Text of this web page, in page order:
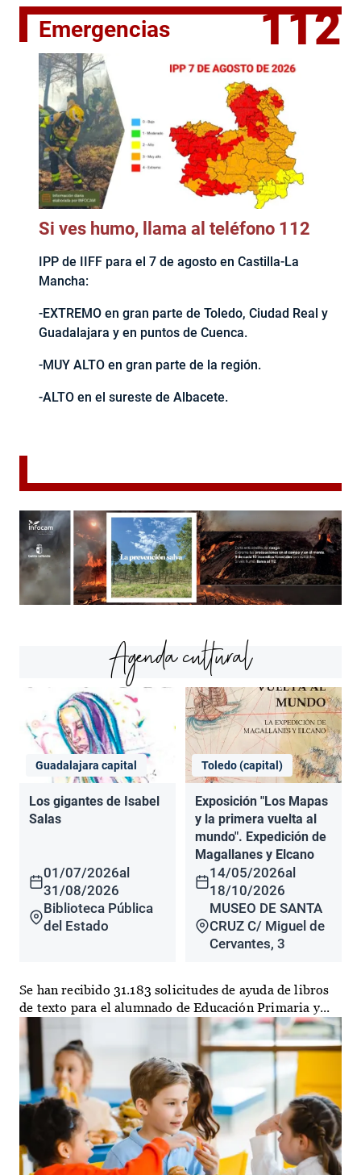
Emergencias 112
Si ves humo, llama al teléfono 112
IPP de IIFF para el 7 de agosto en Castilla-La
Mancha:
-EXTREMO en gran parte de Toledo, Ciudad Real y
Guadalajara y en puntos de Cuenca.
-MUY ALTO en gran parte de la región.
-ALTO en el sureste de Albacete.
Agenda cultural
Guadalajara capital
Los gigantes de Isabel
Salas
01/07/2026al
31/08/2026
Biblioteca Pública
del Estado
Toledo (capital)
Exposición "Los Mapas
y la primera vuelta al
mundo". Expedición de
Magallanes y Elcano
14/05/2026al
18/10/2026
MUSEO DE SANTA
CRUZ C/ Miguel de
Cervantes, 3
Se han recibido 31.183 solicitudes de ayuda de libros
de texto para el alumnado de Educación Primaria y...